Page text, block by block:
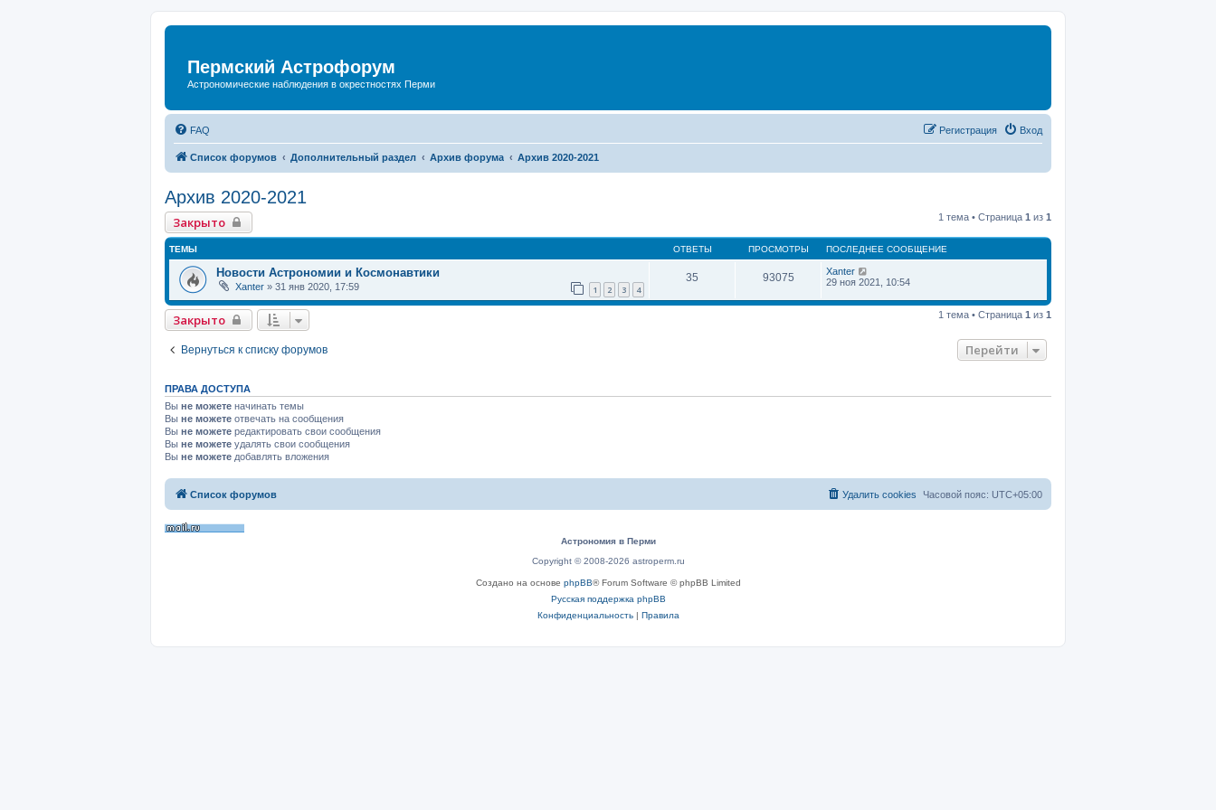
Пермский Астрофорум
Астрономические наблюдения в окрестностях Перми
FAQ Вход
Регистрация
Список форумов Дополнительный раздел Архив форума Архив 2020-2021
Архив 2020-2021
Закрыто 1 тема • Страница 1 из 1
ТЕМЫ ОТВЕТЫ ПРОСМОТРЫ ПОСЛЕДНЕЕ СООБЩЕНИЕ
Новости Астрономии и Космонавтики
Xanter » 31 янв 2020, 17:59 1 2 3 4
35 93075
Xanter
29 ноя 2021, 10:54
Закрыто 1 тема • Страница 1 из 1
Вернуться к списку форумов Перейти
ПРАВА ДОСТУПА
Вы не можете начинать темы
Вы не можете отвечать на сообщения
Вы не можете редактировать свои сообщения
Вы не можете удалять свои сообщения
Вы не можете добавлять вложения
Список форумов Часовой пояс: UTC+05:00
Удалить cookies
Астрономия в Перми
Copyright © 2008-2026 astroperm.ru
Создано на основе phpBB® Forum Software © phpBB Limited
Русская поддержка phpBB
Конфиденциальность| Правила